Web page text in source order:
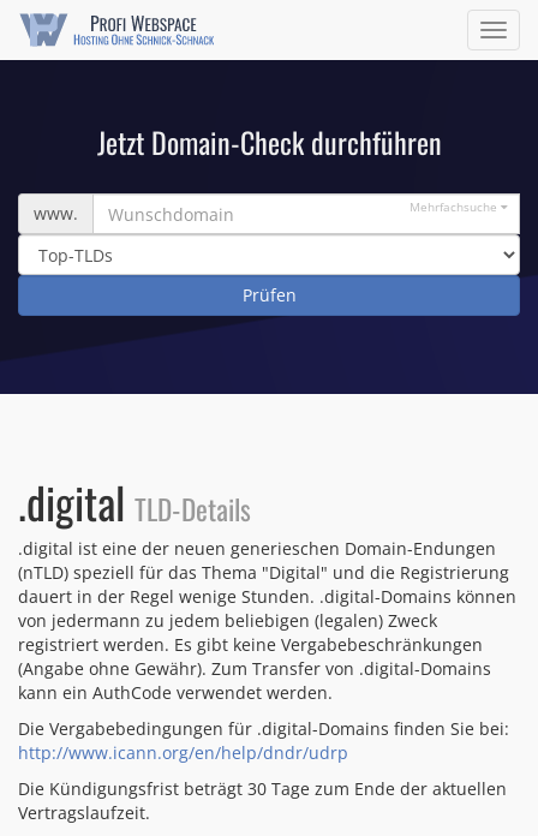
ein/
Jetzt Domain-Check durchführen
Wunschdomain
www. Mehrfachsuche
.digital TLD-Details
.digital ist eine der neuen generieschen Domain-Endungen
(nTLD) speziell für das Thema "Digital" und die Registrierung
dauert in der Regel wenige Stunden. .digital-Domains können
von jedermann zu jedem beliebigen (legalen) Zweck
registriert werden. Es gibt keine Vergabebeschränkungen
(Angabe ohne Gewähr). Zum Transfer von .digital-Domains
kann ein AuthCode verwendet werden.
Die Vergabebedingungen für .digital-Domains finden Sie bei:
http://www.icann.org/en/help/dndr/udrp
Die Kündigungsfrist beträgt 30 Tage zum Ende der aktuellen
Vertragslaufzeit.